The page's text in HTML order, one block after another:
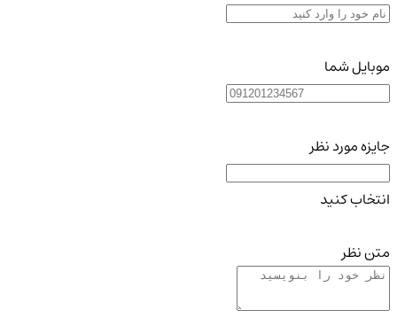
موبایل شما
جایزه مورد نظر
انتخاب کنید
متن نظر